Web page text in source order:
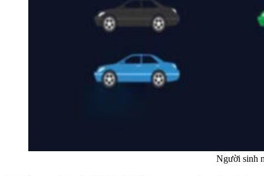
Người sinh